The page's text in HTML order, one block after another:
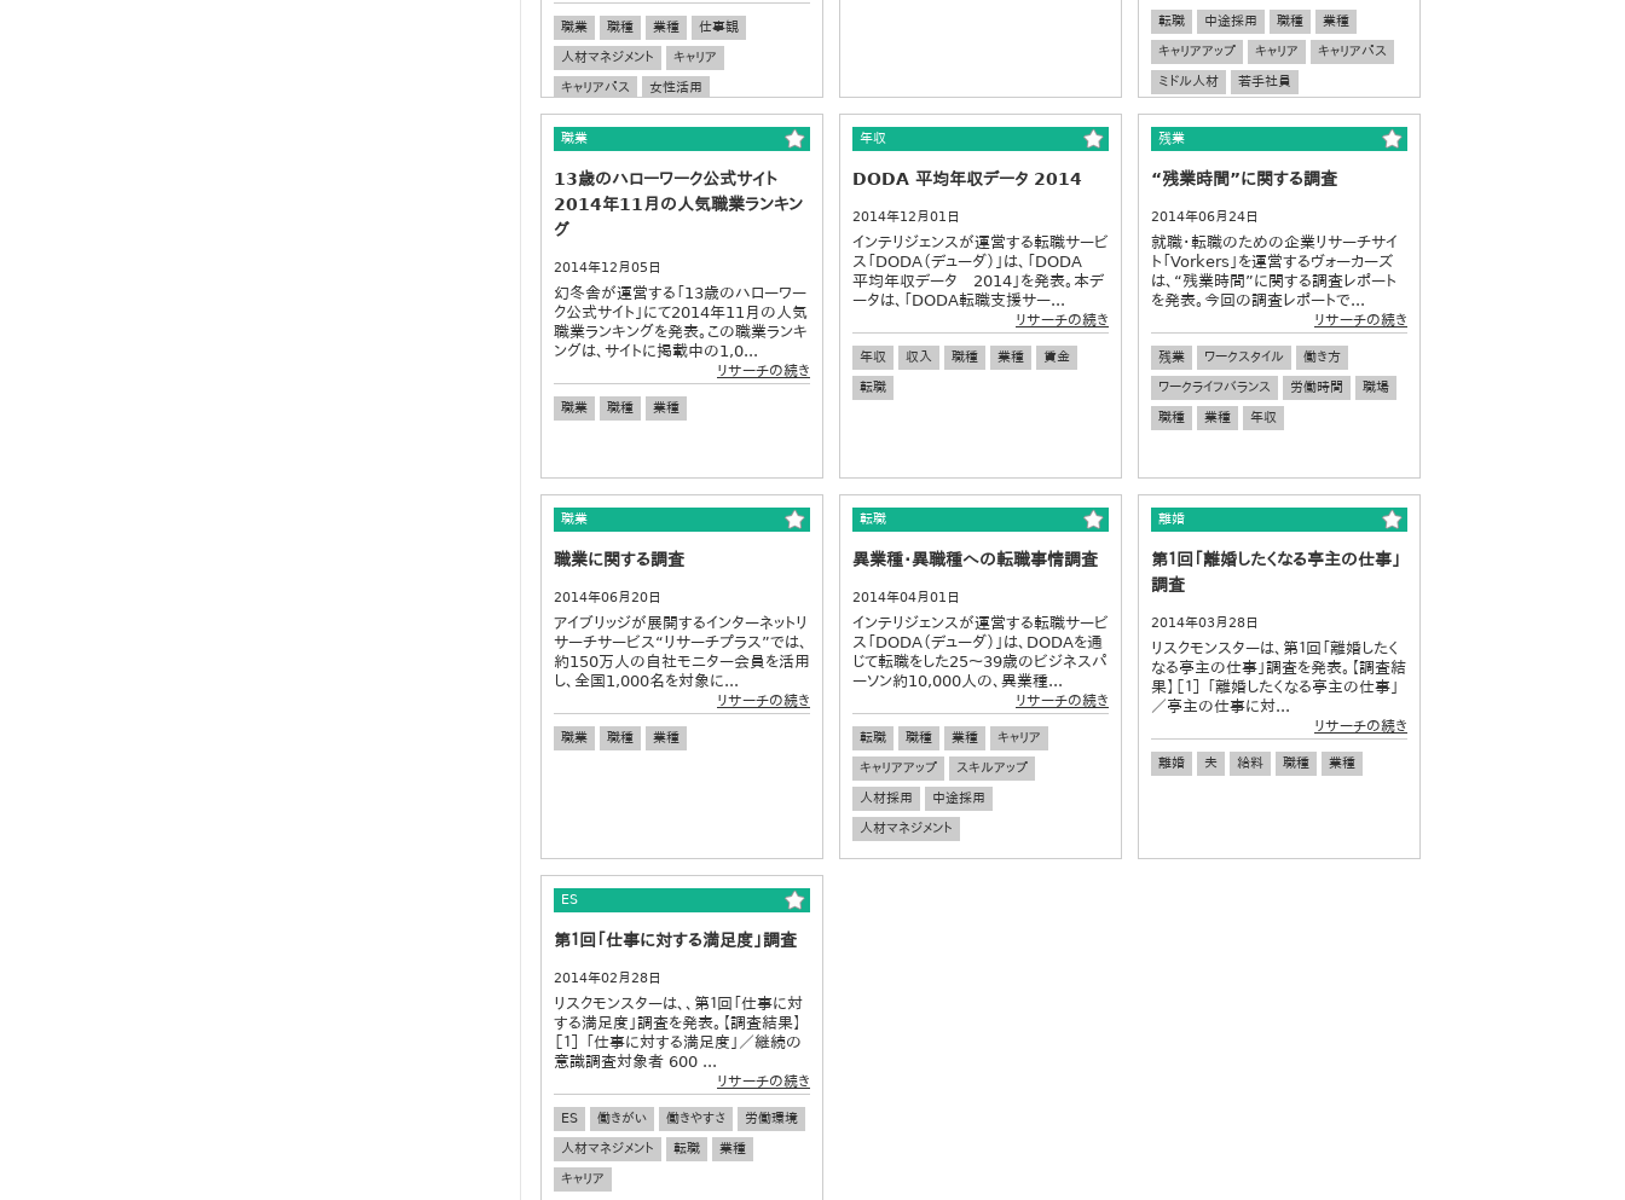
職業 職種 業種
仕事観
人材マネジメント
キャリア
キャリアパス
女性活用
転職 中途採用 職種
業種
キャリアアップ
キャリア
キャリアパス
ミドル人材
若手社員
職業
13歳のハローワーク公式サイト
2014年11月の人気職業ランキン
グ
2014年12月05日
幻冬舎が運営する「13歳のハローワー
ク公式サイト」にて2014年11月の人気
職業ランキングを発表。この職業ランキ
ングは、サイトに掲載中の1,0...
リサーチの続き
職業 職種 業種
年収
DODA 平均年収データ 2014
2014年12月01日
インテリジェンスが運営する転職サービ
ス「DODA（デューダ）」は、「DODA
平均年収データ 2014」を発表。本デ
ータは、「DODA転職支援サー...
リサーチの続き
年収 収入 職種 業種
賃金
転職
残業
“残業時間”に関する調査
2014年06月24日
就職・転職のための企業リサーチサイ
ト「Vorkers」を運営するヴォーカーズ
は、“残業時間”に関する調査レポート
を発表。今回の調査レポートで...
リサーチの続き
残業 ワークスタイル
働き方
ワークライフバランス
労働時間
職場
職種
業種 年収
職業
職業に関する調査
2014年06月20日
アイブリッジが展開するインターネットリ
サーチサービス“リサーチプラス”では、
約150万人の自社モニター会員を活用
し、全国1,000名を対象に...
リサーチの続き
職業 職種 業種
転職
異業種・異職種への転職事情調査
2014年04月01日
インテリジェンスが運営する転職サービ
ス「DODA（デューダ）」は、DODAを通
じて転職をした25～39歳のビジネスパ
ーソン約10,000人の、異業種...
リサーチの続き
転職 職種 業種
キャリア
キャリアアップ
スキルアップ
人材採用
中途採用
人材マネジメント
離婚
第１回「離婚したくなる亭主の仕事」
調査
2014年03月28日
リスクモンスターは、第１回「離婚したく
なる亭主の仕事」調査を発表。【調査結
果】［１］ 「離婚したくなる亭主の仕事」
／亭主の仕事に対...
リサーチの続き
離婚 夫 給料 職種 業種
ES
第１回「仕事に対する満足度」調査
2014年02月28日
リスクモンスターは、、第１回「仕事に対
する満足度」調査を発表。【調査結果】
［１］ 「仕事に対する満足度」／継続の
意識調査対象者 600 ...
リサーチの続き
ES 働きがい 働きやすさ
労働環境
人材マネジメント
転職
業種
キャリア